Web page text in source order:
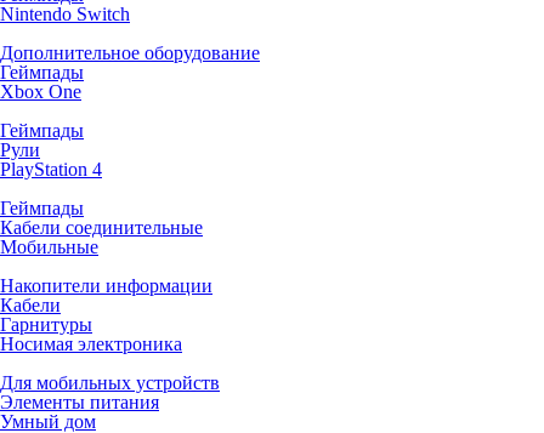
Nintendo Switch
Дополнительное оборудование
Геймпады
Xbox One
Геймпады
Рули
PlayStation 4
Геймпады
Кабели соединительные
Мобильные
Накопители информации
Кабели
Гарнитуры
Носимая электроника
Для мобильных устройств
Элементы питания
Умный дом